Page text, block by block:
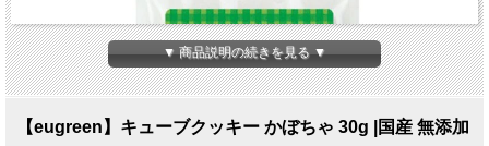
▼ 商品説明の続きを見る ▼
【eugreen】キューブクッキー かぼちゃ 30g |国産 無添加